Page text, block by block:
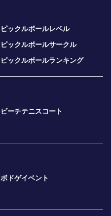
ピックルボールレベル
ピックルボールサークル
ピックルボールランキング
ビーチテニスコート
ボドゲイベント